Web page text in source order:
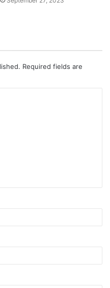
Required fields are